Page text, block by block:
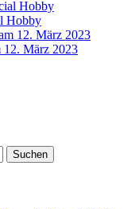
Hobby
12. März 2023
Suchen